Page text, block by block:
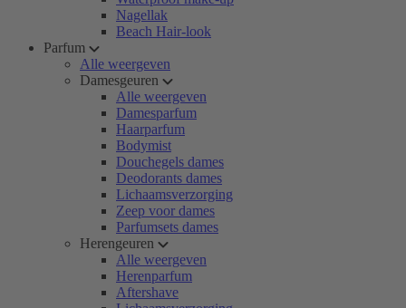
Nagellak
Beach Hair-look
Parfum
Alle weergeven
Damesgeuren
Alle weergeven
Damesparfum
Haarparfum
Bodymist
Douchegels dames
Deodorants dames
Lichaamsverzorging
Zeep voor dames
Parfumsets dames
Herengeuren
Alle weergeven
Herenparfum
Aftershave